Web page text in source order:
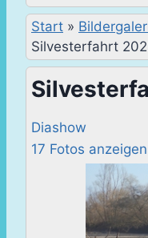
Start »
Silvesterfahrt
Diashow
17 Fotos anzeigen